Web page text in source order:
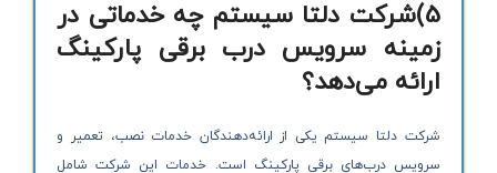
5)شرکت دلتا سیستم چه خدماتی در
زمینه سرویس درب برقی پارکینگ
ارائه می‌دهد؟
شرکت دلتا سیستم یکی از ارائه‌دهندگان خدمات نصب، تعمیر و
سرویس درب‌های برقی پارکینگ است. خدمات این شرکت شامل